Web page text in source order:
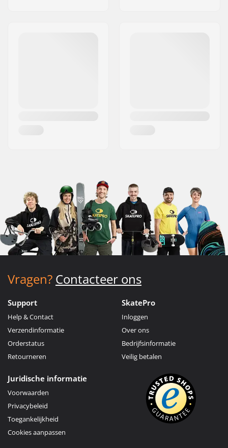
Vragen? Contacteer ons
Support
Help & Contact
Verzendinformatie
Orderstatus
Retourneren
SkatePro
Inloggen
Over ons
Bedrijfsinformatie
Veilig betalen
Juridische informatie
Voorwaarden
Privacybeleid
Toegankelijkheid
Cookies aanpassen